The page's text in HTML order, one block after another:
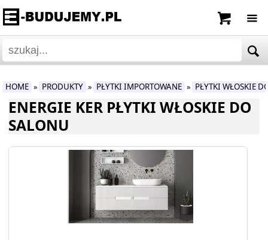
HOME » PRODUKTY » PŁYTKI IMPORTOWANE » PŁYTKI WŁOSKIE
ENERGIE KER PŁYTKI WŁOSKIE DO
SALONU